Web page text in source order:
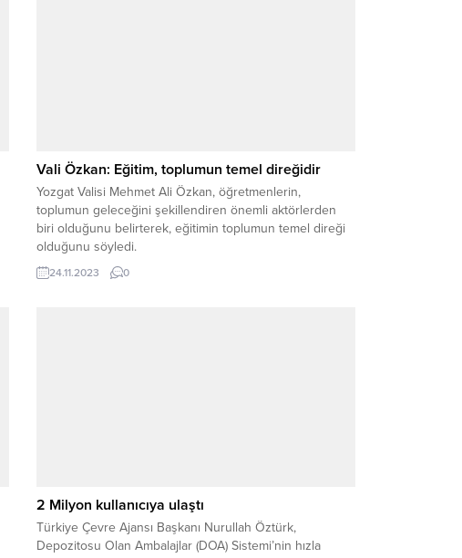
Vali Özkan: Eğitim, toplumun temel direğidir
Yozgat Valisi Mehmet Ali Özkan, öğretmenlerin,
toplumun geleceğini şekillendiren önemli aktörlerden
biri olduğunu belirterek, eğitimin toplumun temel direği
olduğunu söyledi.
24.11.2023 0
2 Milyon kullanıcıya ulaştı
Türkiye Çevre Ajansı Başkanı Nurullah Öztürk,
Depozitosu Olan Ambalajlar (DOA) Sistemi’nin hızla